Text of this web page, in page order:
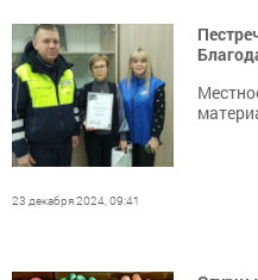
23 декабря 2024, 09:41